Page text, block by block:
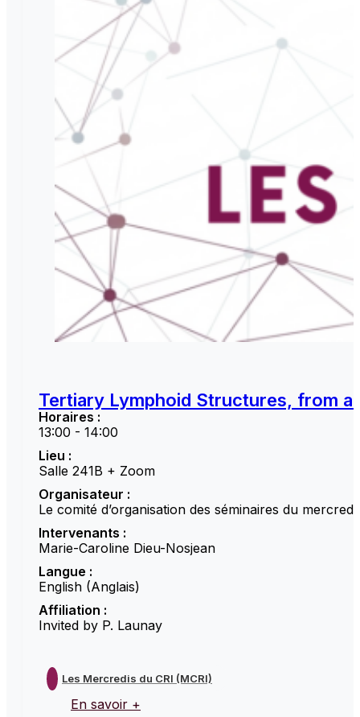
Tertiary Lymphoid Structures, from
Horaires :
13:00 - 14:00
Lieu :
Salle 241B + Zoom
Organisateur :
Le comité d’organisation des séminaires du mercredi
Intervenants :
Marie-Caroline Dieu-Nosjean
Langue :
English (Anglais)
Affiliation :
Invited by P. Launay
Les Mercredis du CRI (MCRI)
En savoir +